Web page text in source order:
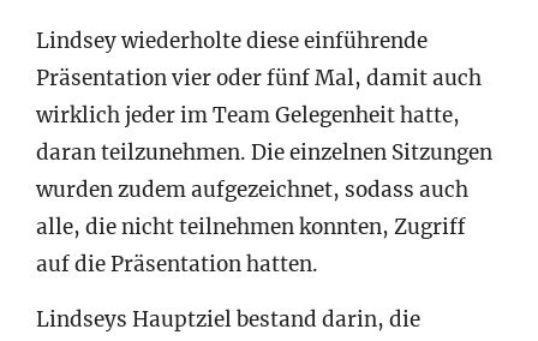
Lindsey wiederholte diese einführende
Präsentation vier oder fünf Mal, damit auch
wirklich jeder im Team Gelegenheit hatte,
daran teilzunehmen. Die einzelnen Sitzungen
wurden zudem aufgezeichnet, sodass auch
alle, die nicht teilnehmen konnten, Zugriff
auf die Präsentation hatten.
Lindseys Hauptziel bestand darin, die